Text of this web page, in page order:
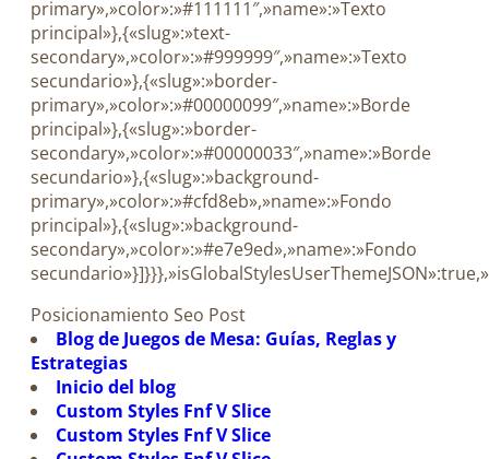
primary»,»color»:»#111111″,»name»:»Texto
principal»},{«slug»:»text-
secondary»,»color»:»#999999″,»name»:»Texto
secundario»},{«slug»:»border-
primary»,»color»:»#00000099″,»name»:»Borde
principal»},{«slug»:»border-
secondary»,»color»:»#00000033″,»name»:»Borde
secundario»},{«slug»:»background-
primary»,»color»:»#cfd8eb»,»name»:»Fondo
principal»},{«slug»:»background-
secondary»,»color»:»#e7e9ed»,»name»:»Fondo
Posicionamiento Seo Post
Blog de Juegos de Mesa: Guías, Reglas y
Estrategias
Inicio del blog
Custom Styles Fnf V Slice
Custom Styles Fnf V Slice